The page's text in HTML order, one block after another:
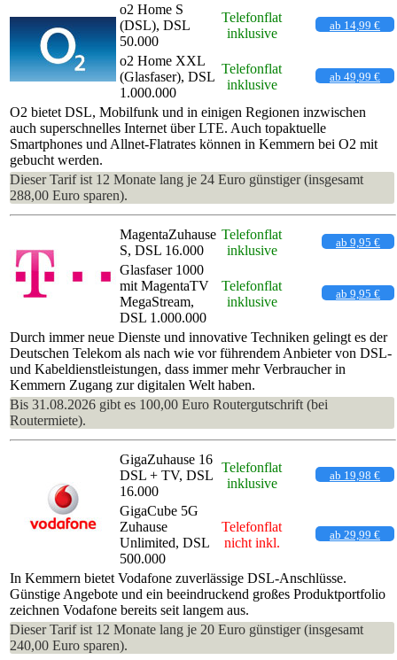
o2 Home S
(DSL), DSL
50.000
Telefonflat
inklusive
ab 14,99 €
o2 Home XXL
(Glasfaser), DSL
1.000.000
Telefonflat
inklusive
ab 49,99 €
O2 bietet DSL, Mobilfunk und in einigen Regionen inzwischen
auch superschnelles Internet über LTE. Auch topaktuelle
Smartphones und Allnet-Flatrates können in Kemmern bei O2 mit
gebucht werden.
Dieser Tarif ist 12 Monate lang je 24 Euro günstiger (insgesamt
288,00 Euro sparen).
MagentaZuhause
S, DSL 16.000
Telefonflat
inklusive
ab 9,95 €
Glasfaser 1000
mit MagentaTV
MegaStream,
DSL 1.000.000
Telefonflat
inklusive
ab 9,95 €
Durch immer neue Dienste und innovative Techniken gelingt es der
Deutschen Telekom als nach wie vor führendem Anbieter von DSL-
und Kabeldienstleistungen, dass immer mehr Verbraucher in
Kemmern Zugang zur digitalen Welt haben.
Bis 31.08.2026 gibt es 100,00 Euro Routergutschrift (bei
Routermiete).
GigaZuhause 16
DSL + TV, DSL
16.000
Telefonflat
inklusive
ab 19,98 €
GigaCube 5G
Zuhause
Unlimited, DSL
500.000
Telefonflat
nicht inkl.
ab 29,99 €
In Kemmern bietet Vodafone zuverlässige DSL-Anschlüsse.
Günstige Angebote und ein beeindruckend großes Produktportfolio
zeichnen Vodafone bereits seit langem aus.
Dieser Tarif ist 12 Monate lang je 20 Euro günstiger (insgesamt
240,00 Euro sparen).